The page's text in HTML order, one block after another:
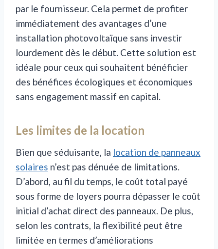
par le fournisseur. Cela permet de profiter
immédiatement des avantages d’une
installation photovoltaïque sans investir
lourdement dès le début. Cette solution est
idéale pour ceux qui souhaitent bénéficier
des bénéfices écologiques et économiques
sans engagement massif en capital.
Les limites de la location
Bien que séduisante, la location de panneaux
solaires n’est pas dénuée de limitations.
D’abord, au fil du temps, le coût total payé
sous forme de loyers pourra dépasser le coût
initial d’achat direct des panneaux. De plus,
selon les contrats, la flexibilité peut être
limitée en termes d’améliorations